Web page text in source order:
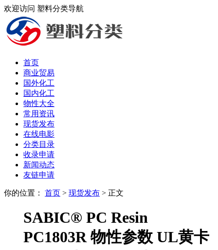
欢迎访问 塑料分类导航
首页
商业贸易
国外化工
国内化工
物性大全
常用资讯
现货发布
在线电影
分类目录
收录申请
新闻动态
友链申请
你的位置： 首页 > 现货发布 > 正文
SABIC® PC Resin
PC1803R 物性参数 UL黄卡